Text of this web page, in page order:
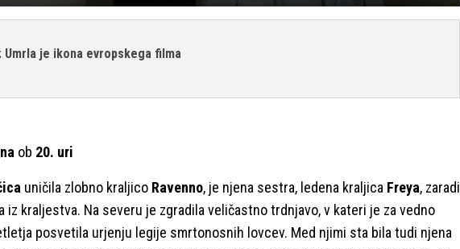
Umrla je ikona evropskega filma
ob 20. uri
uničila zlobno kraljico Ravenno, je njena sestra, ledena kraljica Freya, zaradi
iz kraljestva. Na severu je zgradila veličastno trdnjavo, v kateri je za vedno
posvetila urjenju legije smrtonosnih lovcev. Med njimi sta bila tudi njena